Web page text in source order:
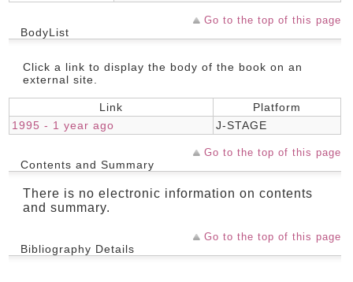
Go to the top of this page
BodyList
Click a link to display the body of the book on an
external site.
Link
Platform
1995 - 1 year ago
J-STAGE
Go to the top of this page
Contents and Summary
There is no electronic information on contents
and summary.
Go to the top of this page
Bibliography Details